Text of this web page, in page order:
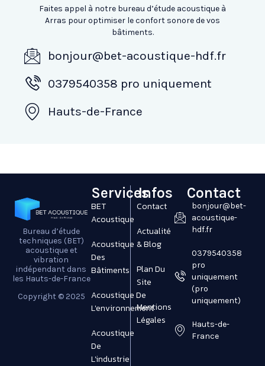
Faites appel à notre bureau d’étude acoustique à
Arras pour optimiser le confort sonore de vos
bâtiments.
bonjour@bet-acoustique-hdf.fr
0379540358 pro uniquement
Hauts-de-France
Bureau d’étude
techniques (BET)
acoustique et
vibration
indépendant dans
les Hauts-de-France
Copyright © 2025
Services
BET
Acoustique
Acoustique
Des
Bâtiments
Acoustique De
L'environnement
Acoustique
De
L'industrie
Infos
Contact
Actualité
& Blog
Plan Du
Site
Mentions
Légales
Contact
bonjour@bet-
acoustique-
hdf.fr
0379540358
pro
uniquement
(pro
uniquement)
Hauts-de-
France